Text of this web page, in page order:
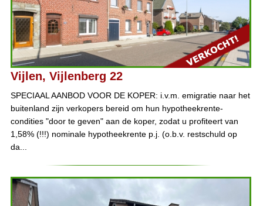
Vijlen, Vijlenberg 22
SPECIAAL AANBOD VOOR DE KOPER: i.v.m. emigratie naar het
buitenland zijn verkopers bereid om hun hypotheekrente-
condities "door te geven" aan de koper, zodat u profiteert van
1,58% (!!!) nominale hypotheekrente p.j. (o.b.v. restschuld op
da...